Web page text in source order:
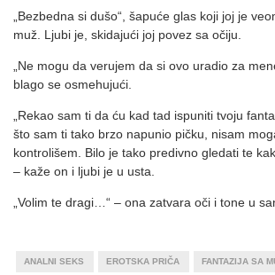
„Bezbedna si dušo“, šapuće glas koji joj je
muž. Ljubi je, skidajući joj povez sa očiju.
„Ne mogu da verujem da si ovo uradio za
blago se osmehujući.
„Rekao sam ti da ću kad tad ispuniti tvoju
što sam ti tako brzo napunio pičku, nisam
kontrolišem. Bilo je tako predivno gledati te
– kaže on i ljubi je u usta.
„Volim te dragi…“ – ona zatvara oči i tone u
ANALNI SEKS EROTSKA PRIČA FANTAZIJA SA